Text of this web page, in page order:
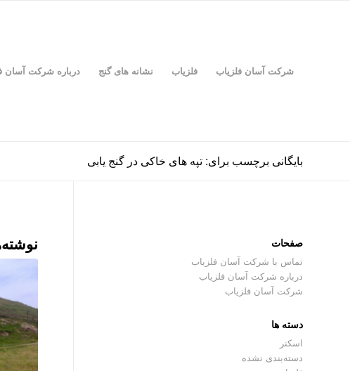
شرکت آسان فلزیاب فلزیاب نشانه های گنج درباره شرکت آسان
بایگانی برچسب برای: تپه های خاکی در گنج یابی
صفحات
تماس با شرکت آسان فلزیاب
درباره شرکت آسان فلزیاب
شرکت آسان فلزیاب
دسته ها
اسکنر
دسته‌بندی نشده